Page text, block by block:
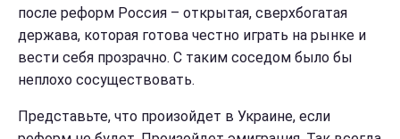
после реформ Россия – открытая, сверхбогатая
держава, которая готова честно играть на рынке и
вести себя прозрачно. С таким соседом было бы
неплохо сосуществовать.
Представьте, что произойдет в Украине, если